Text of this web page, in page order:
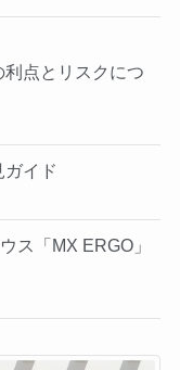
点とリスクにつ
イド
ス「MX ERGO」